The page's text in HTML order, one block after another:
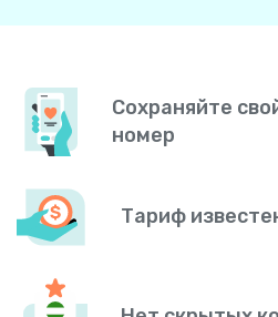
Сохраняйте
номер
Тариф